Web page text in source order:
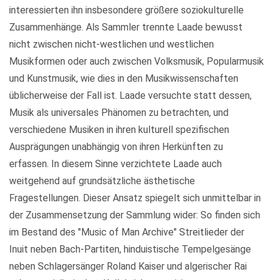
interessierten ihn insbesondere größere soziokulturelle
Zusammenhänge. Als Sammler trennte Laade bewusst
nicht zwischen nicht-westlichen und westlichen
Musikformen oder auch zwischen Volksmusik, Popularmusik
und Kunstmusik, wie dies in den Musikwissenschaften
üblicherweise der Fall ist. Laade versuchte statt dessen,
Musik als universales Phänomen zu betrachten, und
verschiedene Musiken in ihren kulturell spezifischen
Ausprägungen unabhängig von ihren Herkünften zu
erfassen. In diesem Sinne verzichtete Laade auch
weitgehend auf grundsätzliche ästhetische
Fragestellungen. Dieser Ansatz spiegelt sich unmittelbar in
der Zusammensetzung der Sammlung wider: So finden sich
im Bestand des "Music of Man Archive" Streitlieder der
Inuit neben Bach-Partiten, hinduistische Tempelgesänge
neben Schlagersänger Roland Kaiser und algerischer Rai